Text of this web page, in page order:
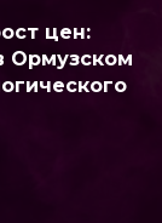
цен:
Ормузском